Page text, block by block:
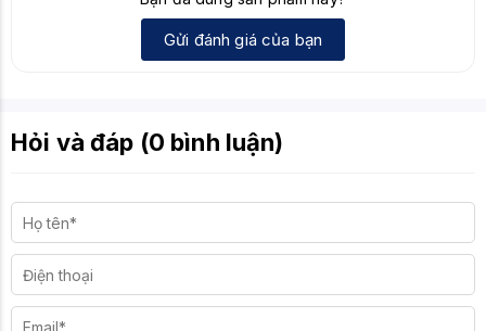
Gửi đánh giá của bạn
Hỏi và đáp (0 bình luận)